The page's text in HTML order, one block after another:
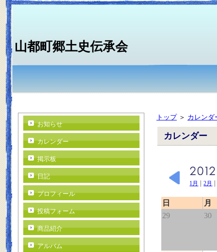
山都町郷土史伝承会
トップ＞ カレンダ
カレンダー
1月 |2月
日
月
29
30
お知らせ
カレンダー
掲示板
日記
プロフィール
投稿フォーム
商品紹介
アルバム